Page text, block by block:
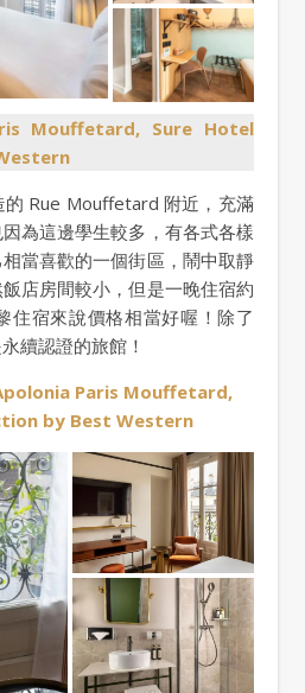
Mouffetard, Sure Hotel
Rue Mouffetard 附近，充滿
為這邊學生較多，有各式各樣
當喜歡的一個街區，鬧中取靜
店房間較小，但是一晚住宿約
住宿來說價格相當好喔！除了
續認證的旅館！
Paris Mouffetard,
by Best Western